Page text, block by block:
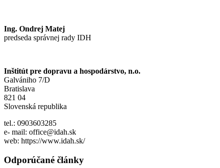
Ing. Ondrej Matej
predseda správnej rady IDH
Inštitút pre dopravu a hospodárstvo, n.o.
Galvániho 7/D
Bratislava
821 04
Slovenská republika
tel.: 0903603285
e- mail: office@idah.sk
web: https://www.idah.sk/
Odporúčané články